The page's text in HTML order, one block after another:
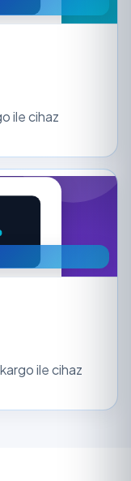
ile cihaz
ile cihaz